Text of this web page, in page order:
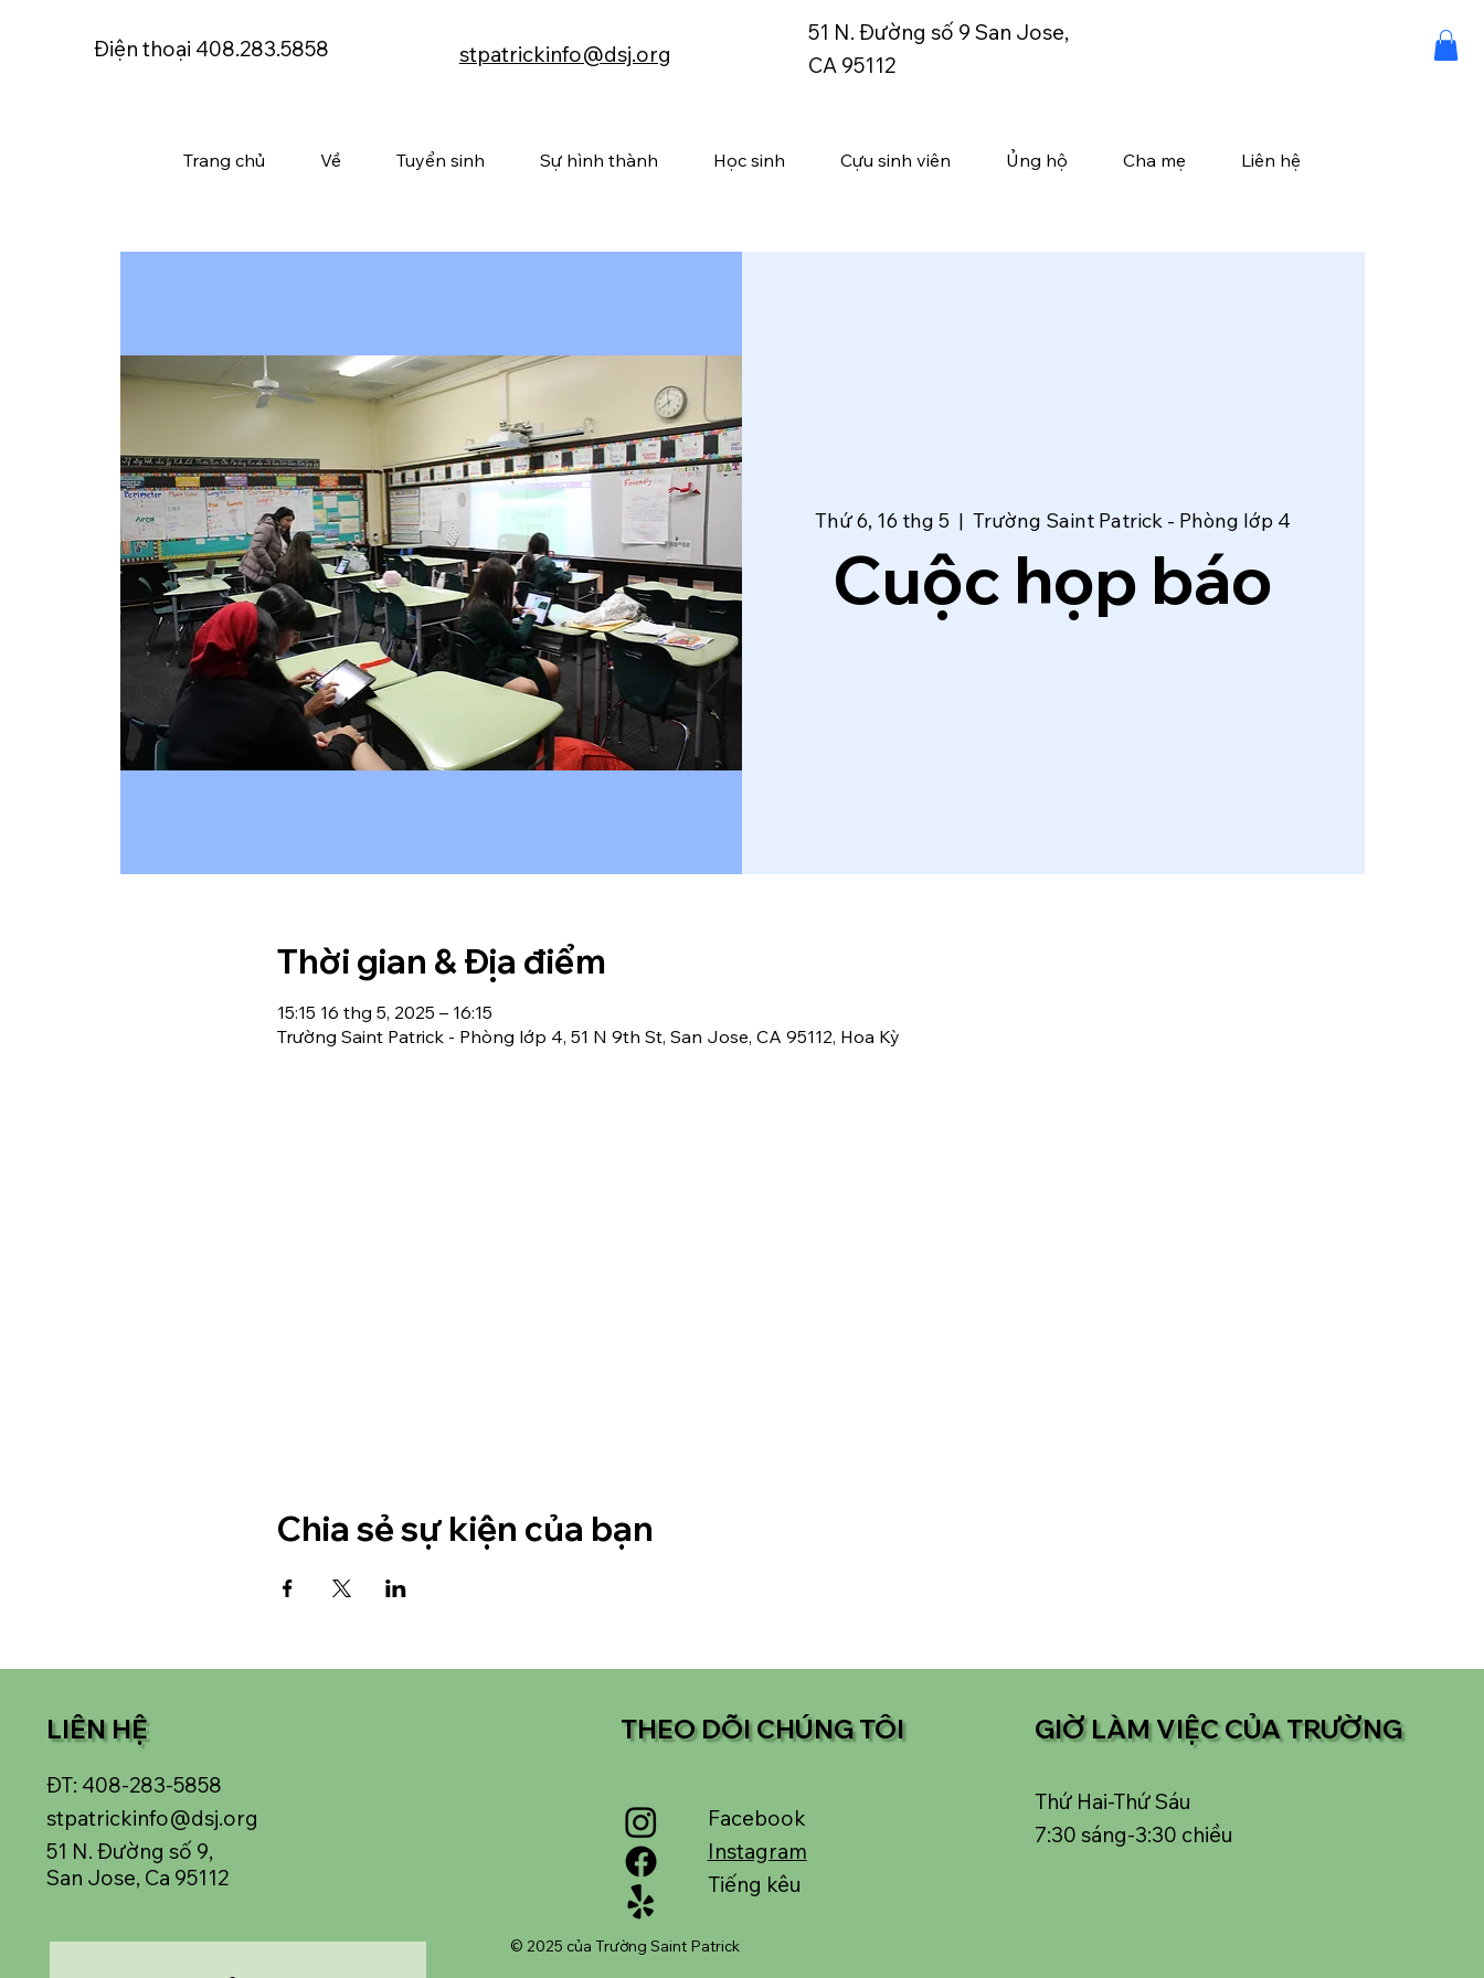
Điện thoại 408.283.5858 stpatrickinfo@dsj.org
51 N. Đường số 9 San Jose,
CA 95112
Trang chủ Về Tuyển sinh Sự hình thành Học sinh Cựu sinh viên Ủng hộ Cha mẹ Liên hệ
Thứ 6, 16 thg 5
  |
Trường Saint Patrick - Phòng lớp 4
Cuộc họp báo
Thời gian & Địa điểm
15:15 16 thg 5, 2025 – 16:15
Trường Saint Patrick - Phòng lớp 4, 51 N 9th St, San Jose, CA 95112, Hoa Kỳ
Chia sẻ sự kiện của bạn
LIÊN HỆ
ĐT: 408-283-5858
stpatrickinfo@dsj.org
51 N. Đường số 9,
San Jose, Ca 95112
Facebook
Instagram
Tiếng kêu
THEO DÕI CHÚNG TÔI
© 2025 của Trường Saint Patrick
GIỜ LÀM VIỆC CỦA TRƯỜNG
Thứ Hai-Thứ Sáu
7:30 sáng-3:30 chiều